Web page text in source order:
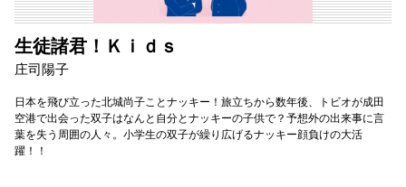
生徒諸君！Ｋｉｄｓ
庄司陽子
日本を飛び立った北城尚子ことナッキー！旅立ちから数年後、トビオが成田
空港で出会った双子はなんと自分とナッキーの子供で？予想外の出来事に言
葉を失う周囲の人々。小学生の双子が繰り広げるナッキー顔負けの大活
躍！！